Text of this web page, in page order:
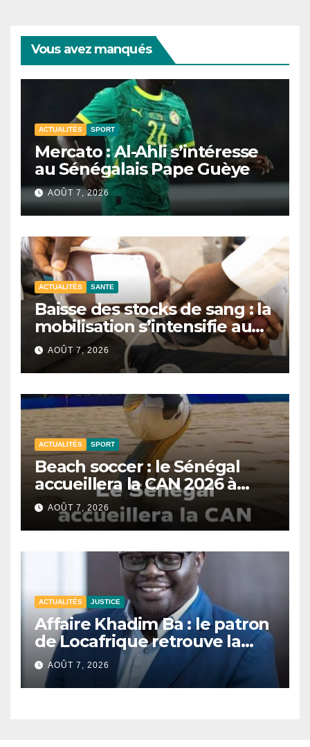
Vous avez manqués
ACTUALITÉS SPORT
Mercato : Al-Ahli s’intéresse
au Sénégalais Pape Guèye
AOÛT 7, 2026
ACTUALITÉS SANTE
Baisse des stocks de sang : la
mobilisation s’intensifie au
CNTS de Dakar.
AOÛT 7, 2026
ACTUALITÉS SPORT
Beach soccer : le Sénégal
accueillera la CAN 2026 à
Dakar.
AOÛT 7, 2026
ACTUALITÉS JUSTICE
Affaire Khadim Ba : le patron
de Locafrique retrouve la
liberté.
AOÛT 7, 2026